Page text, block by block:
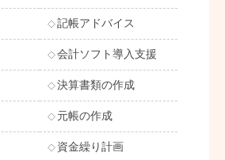
記帳アドバイス
会計ソフト導入支援
決算書類の作成
元帳の作成
資金繰り計画